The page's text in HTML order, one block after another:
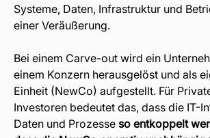
Systeme, Daten, Infrastruktur und
einer Veräußerung.
Bei einem Carve-out wird ein
einem Konzern herausgelöst und als
Einheit (NewCo) aufgestellt. Für
Investoren bedeutet das, dass die IT-
Daten und Prozesse so entkoppelt